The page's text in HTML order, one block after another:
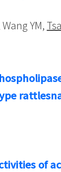
YM,
of